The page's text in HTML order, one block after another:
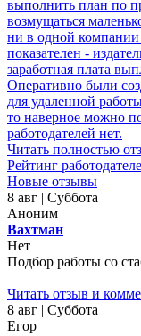
выполнить план по
возмущаться
ни в одной компании
показателен -
заработная плата
Оперативно были
для удаленной
то наверное можно
работодателей нет.
Читать полностью
Рейтинг
Новые отзывы
8 авг | Суббота
Аноним
Вахтман
Нет
Подбор работы со
Читать отзыв и
8 авг | Суббота
Егор